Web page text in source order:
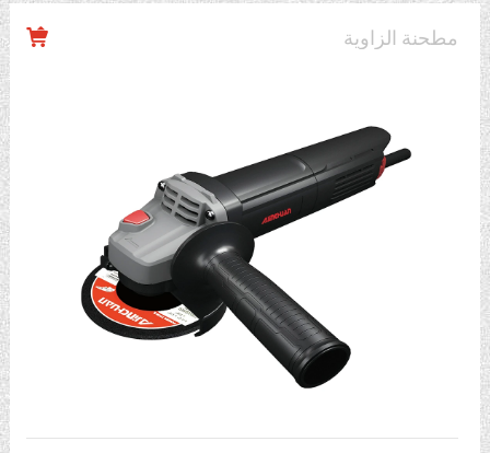
مطحنة الزاوية 